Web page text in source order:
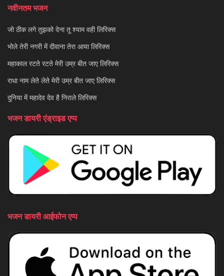
नवीनतम भजन
जो ठीक लगे तुझको देना तू श्याम वही लिरिक्स
भोले तेरी नगरी में दीवाना तेरा आया लिरिक्स
महाकाल रटते रटते मेरी उम्र बीत जाए लिरिक्स
राधा नाम लेते लेते मेरी उम्र बीत जाए लिरिक्स
दुनिया में महादेव देव है निराले लिरिक्स
भजन डायरी एंड्राइड एप्प
भजन डायरी आईफोन एप्प